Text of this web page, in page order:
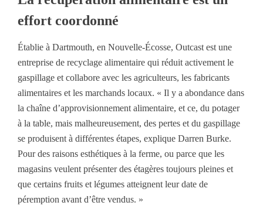
effort coordonné
Établie à Dartmouth, en Nouvelle-Écosse, Outcast est une
entreprise de recyclage alimentaire qui réduit activement le
gaspillage et collabore avec les agriculteurs, les fabricants
alimentaires et les marchands locaux. « Il y a abondance dans
la chaîne d’approvisionnement alimentaire, et ce, du potager
à la table, mais malheureusement, des pertes et du gaspillage
se produisent à différentes étapes, explique Darren Burke.
Pour des raisons esthétiques à la ferme, ou parce que les
magasins veulent présenter des étagères toujours pleines et
que certains fruits et légumes atteignent leur date de
péremption avant d’être vendus. »